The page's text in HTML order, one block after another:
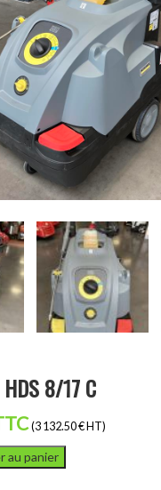
HDS 8/17 C
(3 132.50 € HT)
au panier